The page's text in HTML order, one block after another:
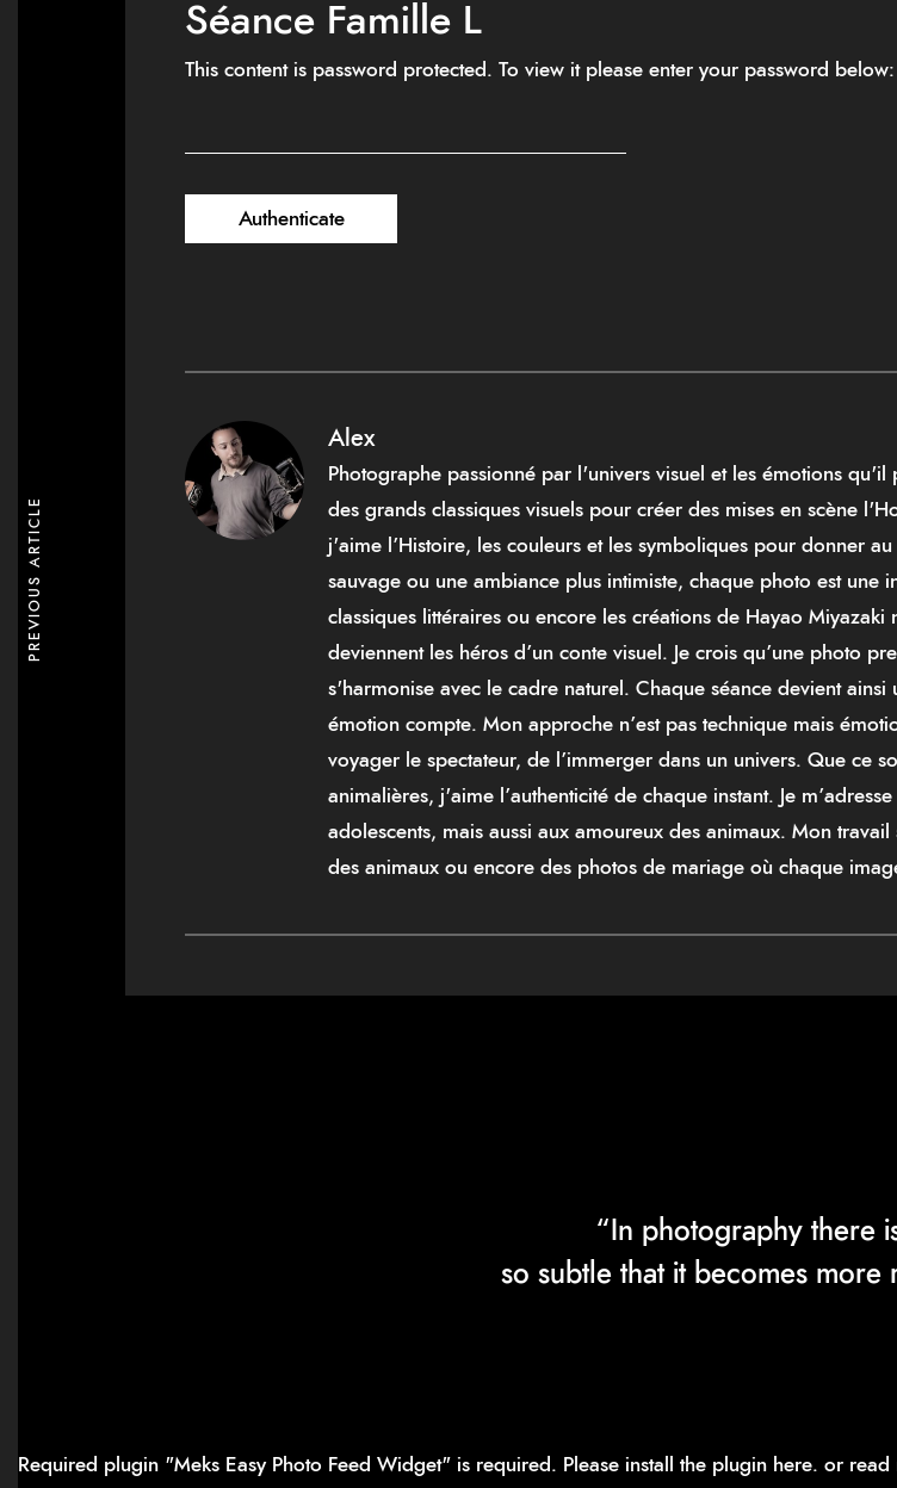
Séance Famille L
This content is password protected. To view it please enter your password below:
Alex
Photographe passionné par l'univers visuel et les émotions
des grands classiques visuels pour créer des mises en scène
j'aime l’Histoire, les couleurs et les symboliques pour donner
sauvage ou une ambiance plus intimiste, chaque photo est une
classiques littéraires ou encore les créations de Hayao
deviennent les héros d’un conte visuel. Je crois qu’une photo
s'harmonise avec le cadre naturel. Chaque séance devient
émotion compte. Mon approche n’est pas technique mais
voyager le spectateur, de l’immerger dans un univers. Que ce
animalières, j'aime l’authenticité de chaque instant. Je
adolescents, mais aussi aux amoureux des animaux. Mon
des animaux ou encore des photos de mariage où chaque
PREVIOUS ARTICLE
“In photography there
so subtle that it becomes more
Required plugin "Meks Easy Photo Feed Widget" is required. Please install the plugin here. or read